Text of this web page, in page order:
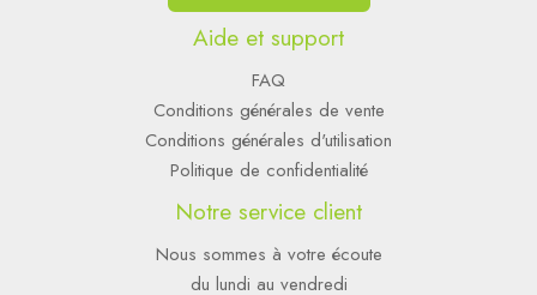
Aide et support
FAQ
Conditions générales de vente
Conditions générales d'utilisation
Politique de confidentialité
Notre service client
Nous sommes à votre écoute
du lundi au vendredi